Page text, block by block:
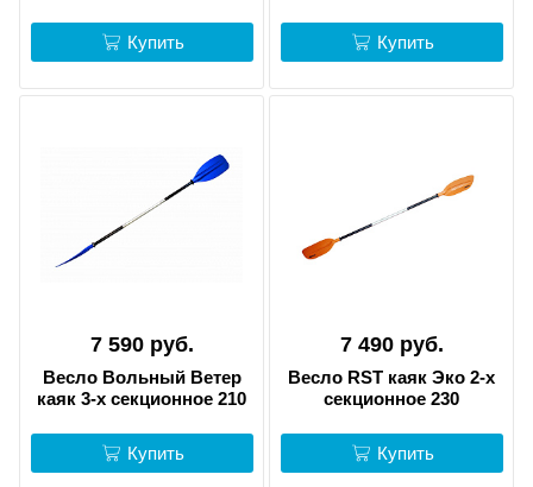
Купить Купить
7 590 руб.
Весло Вольный Ветер
каяк 3-х секционное 210
Купить
7 490 руб.
Весло RST каяк Эко 2-х
секционное 230
Купить